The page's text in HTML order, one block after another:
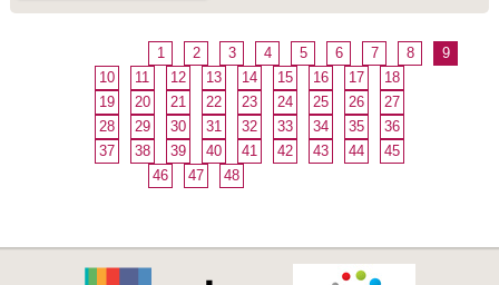
1 2 3 4 5 6 7 8
9
10
11 12 13 14 15 16 17
18
19
20 21 22 23 24 25 26
27
28
29 30 31 32 33 34 35
36
37
38 39 40 41 42 43 44
45
46
47 48